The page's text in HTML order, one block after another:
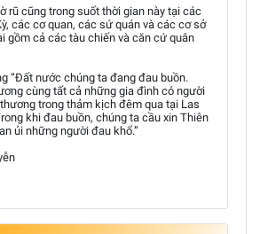
rũ cũng trong suốt thời gian này tại các
các cơ quan, các sứ quán và các cơ sở
gồm cả các tàu chiến và căn cứ quân
“Đất nước chúng ta đang đau buồn.
cùng tất cả những gia đình có người
trong thảm kịch đêm qua tại Las
khi đau buồn, chúng ta cầu xin Thiên
ủi những người đau khổ.”